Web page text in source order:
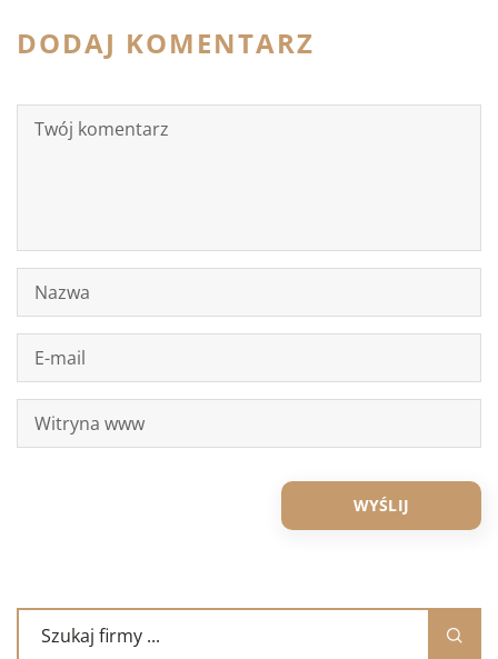
DODAJ KOMENTARZ